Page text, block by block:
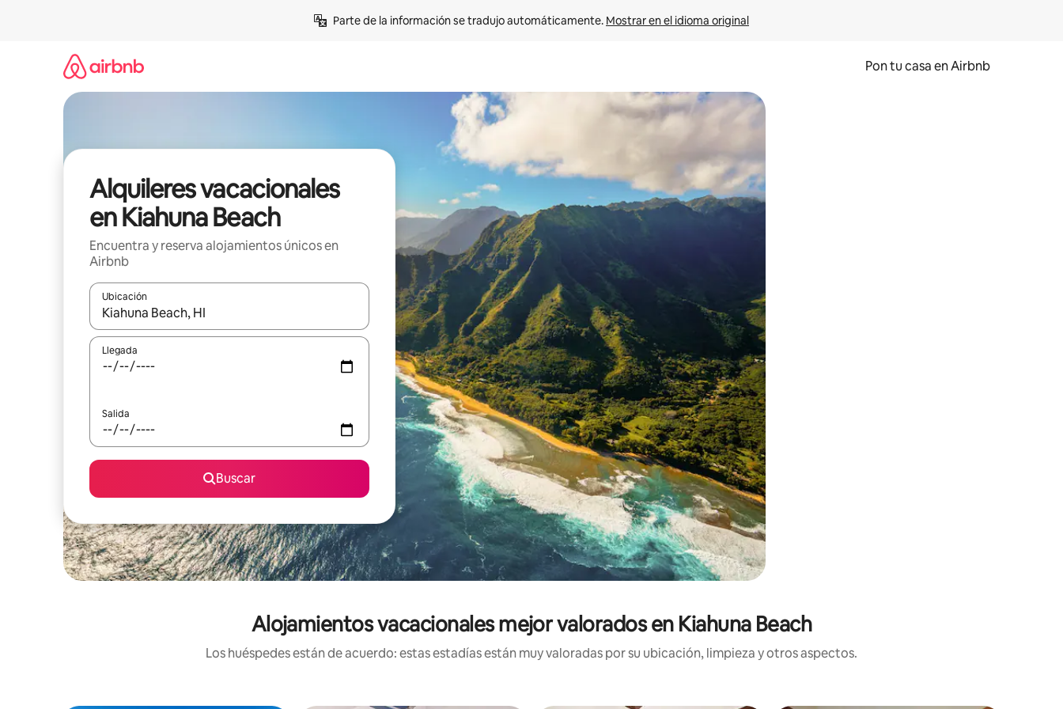
Parte de la información se tradujo automáticamente. Mostrar en el idioma original
Pon tu casa en Airbnb
Alquileres vacacionales
en Kiahuna Beach
Encuentra y reserva alojamientos únicos en
Airbnb
Ubicación
Cuando los resultados estén disponibles, navega con las teclas de flecha hacia arriba y hacia abajo o explora con el tacto o desliza el dedo.
Llegada
Salida
Buscar
Alojamientos vacacionales mejor valorados en Kiahuna Beach
Los huéspedes están de acuerdo: estas estadías están muy valoradas por su ubicación, limpieza y otros aspectos.